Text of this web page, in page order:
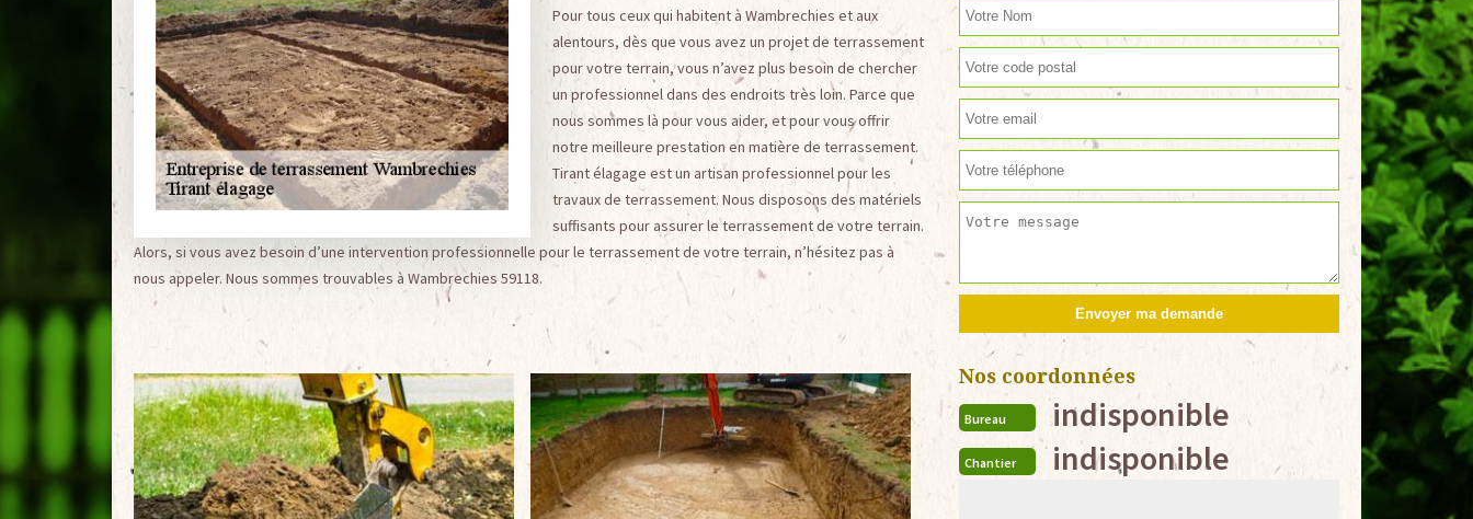
Pour tous ceux qui habitent à Wambrechies et aux
alentours, dès que vous avez un projet de terrassement
pour votre terrain, vous n’avez plus besoin de chercher
un professionnel dans des endroits très loin. Parce que
nous sommes là pour vous aider, et pour vous offrir
notre meilleure prestation en matière de terrassement.
Tirant élagage est un artisan professionnel pour les
travaux de terrassement. Nous disposons des matériels
suffisants pour assurer le terrassement de votre terrain.
Alors, si vous avez besoin d’une intervention professionnelle pour le terrassement de votre terrain, n’hésitez pas à
nous appeler. Nous sommes trouvables à Wambrechies 59118.
Nos coordonnées
Bureau indisponible
Chantier indisponible